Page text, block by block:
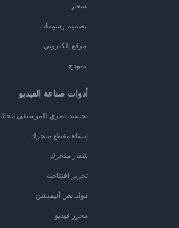
شعار
تصميم رسومات
موقع إلكتروني
نموذج
أدوات صناعة الفيديو
تجسيد بصري للموسيقى مجانًا
إنشاء مقطع متحرك
شعار متحرك
تحرير افتتاحية
مولد نص أنيميشن
محرر فيديو